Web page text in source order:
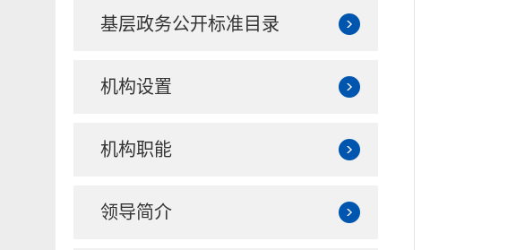
基层政务公开标准目录
机构设置
机构职能
领导简介